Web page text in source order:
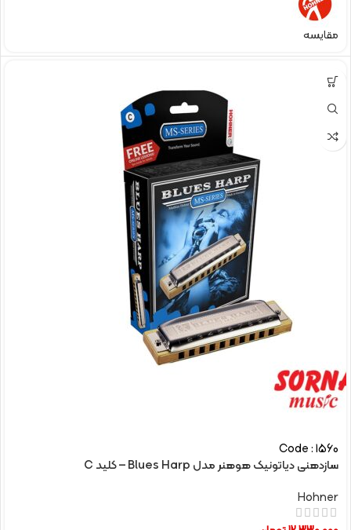
مقایسه
Code : 1560
سازدهنی دیاتونیک هوهنر مدل Blues Harp – کلید C
Hohner